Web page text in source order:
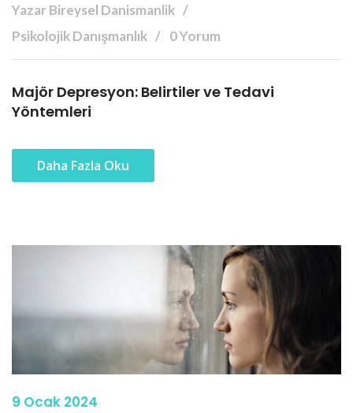
Yazar Bireysel Danismanlik
Psikolojik Danışmanlık
0 Yorum
Majör Depresyon: Belirtiler ve Tedavi
Yöntemleri
Daha Fazla Oku
9 Ocak 2024